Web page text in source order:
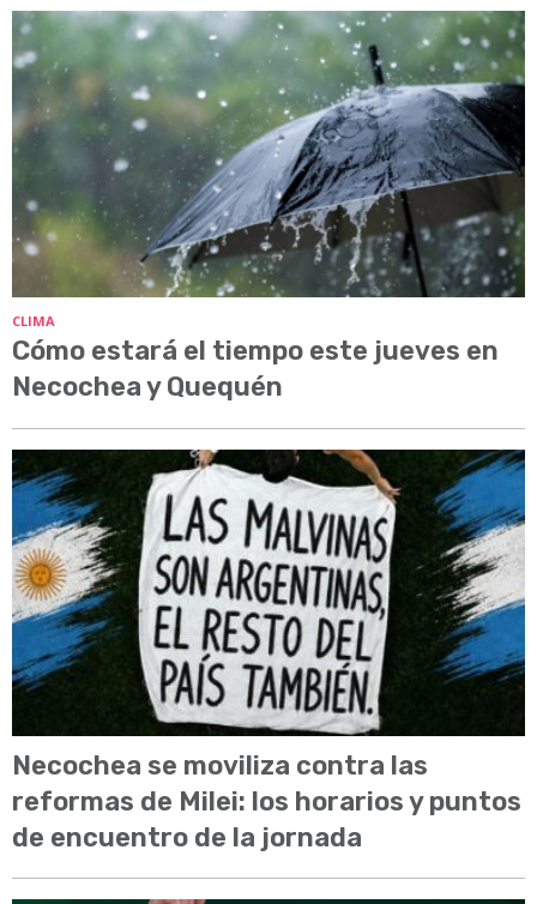
CLIMA
Cómo estará el tiempo este jueves en
Necochea y Quequén
Necochea se moviliza contra las
reformas de Milei: los horarios y puntos
de encuentro de la jornada